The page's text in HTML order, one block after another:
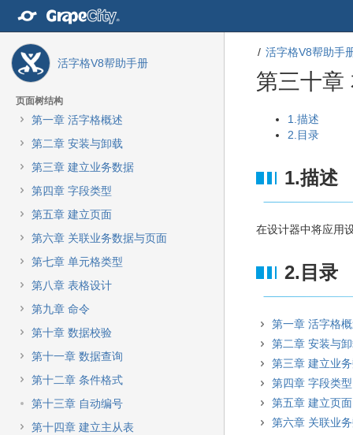
活字格V8帮助手册
页面树结构
第一章 活字格概述
第二章 安装与卸载
第三章 建立业务数据
第四章 字段类型
第五章 建立页面
第六章 关联业务数据与页面
第七章 单元格类型
第八章 表格设计
第九章 命令
第十章 数据校验
第十一章 数据查询
第十二章 条件格式
第十三章 自动编号
第十四章 建立主从表
活字格V8帮助手
第三十章
1.描述
2.目录
1.描述
在设计器中将应用
2.目录
第一章 活字格
第二章 安装与
第三章 建立业
第四章 字段类型
第五章 建立页面
第六章 关联业